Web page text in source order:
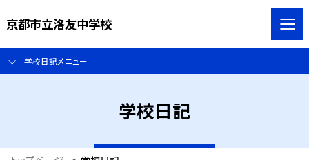
京都市立洛友中学校
学校日記メニュー
学校日記